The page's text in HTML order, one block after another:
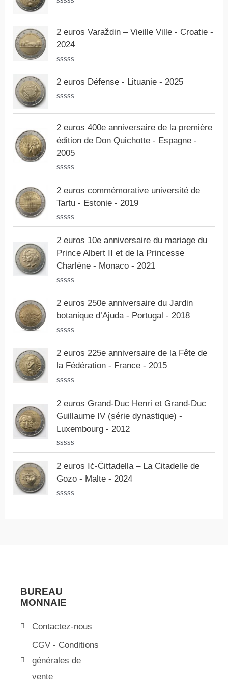
o
t
e
0
s
5
2 euros Varaždin – Vieille Ville - Croatie -
2024
N
o
e
s
u
r
5
2 euros Défense - Lituanie - 2025
t
e
0
s
r
5
2 euros 400e anniversaire de la première
édition de Don Quichotte - Espagne -
2005
N
o
e
0
r
5
2 euros commémorative université de
Tartu - Estonie - 2019
N
o
e
0
u
r
5
2 euros 10e anniversaire du mariage du
Prince Albert II et de la Princesse
Charlène - Monaco - 2021
N
o
e
0
s
r
5
2 euros 250e anniversaire du Jardin
botanique d’Ajuda - Portugal - 2018
N
o
e
0
r
5
2 euros 225e anniversaire de la Fête de
la Fédération - France - 2015
N
o
e
0
u
r
5
2 euros Grand-Duc Henri et Grand-Duc
Guillaume IV (série dynastique) -
Luxembourg - 2012
N
o
e
0
s
2 euros Iċ-Ċittadella – La Citadelle de
Gozo - Malte - 2024
BUREAU
MONNAIE
Contactez-nous
CGV - Conditions
générales de
vente